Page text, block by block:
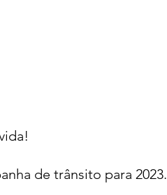
de trânsito para 2023.